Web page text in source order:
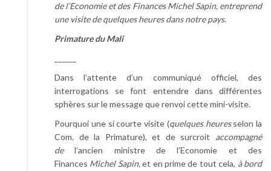
de l’Economie et des Finances Michel Sapin, entreprend
une visite de quelques heures dans notre pays.
Primature du Mali
Dans l’attente d’un communiqué officiel, des
interrogations se font entendre dans différentes
sphères sur le message que renvoi cette mini-visite.
Pourquoi une si courte visite (quelques heuresselon la
Com. de la Primature), et de surcroit accompagné
del’ancien ministre de l’Economie et des
Finances Michel Sapin,et en prime de tout cela, à bord